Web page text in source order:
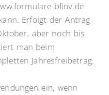
bfinv.de
Erfolgt der Antrag
aber noch bis
man beim
Jahresfreibetrag.
ein, wenn